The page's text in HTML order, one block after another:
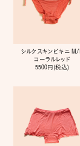
シルクスキンビキニ M/L
コーラルレッド
5500円(税込)